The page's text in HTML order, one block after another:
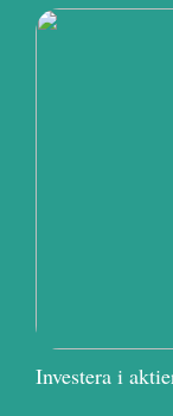
Investera i